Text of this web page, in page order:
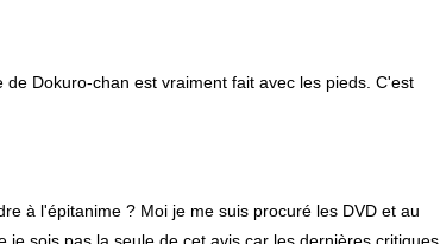
Dokuro-chan est vraiment fait avec les pieds. C'est
à l'épitanime ? Moi je me suis procuré les DVD et au
sois pas la seule de cet avis car les dernières critiques